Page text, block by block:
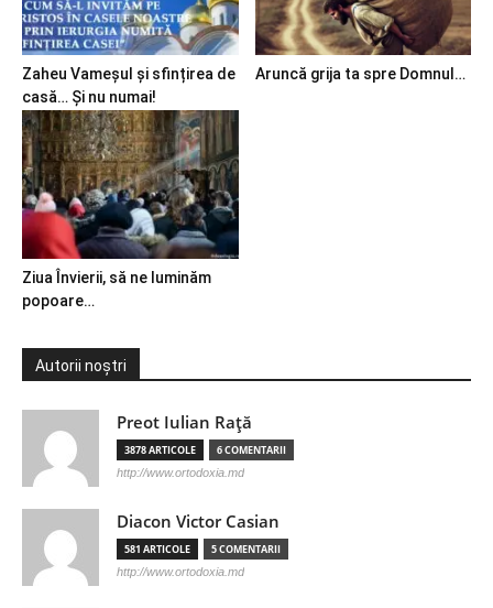
Zaheu Vameșul și sfințirea de
casă… Și nu numai!
Aruncă grija ta spre Domnul…
Ziua Învierii, să ne luminăm
popoare…
Autorii noștri
Preot Iulian Raţă
3878 ARTICOLE 6 COMENTARII
http://www.ortodoxia.md
Diacon Victor Casian
581 ARTICOLE 5 COMENTARII
http://www.ortodoxia.md